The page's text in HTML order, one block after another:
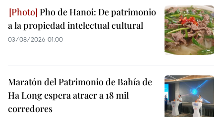
Pho de Hanoi: De patrimonio
a la propiedad intelectual cultural
03/08/2026 01:00
Maratón del Patrimonio de Bahía de
Ha Long espera atraer a 18 mil
corredores